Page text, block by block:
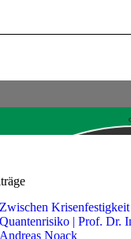
Zwischen
Quantenrisiko | Prof. Dr.
Andreas Noack